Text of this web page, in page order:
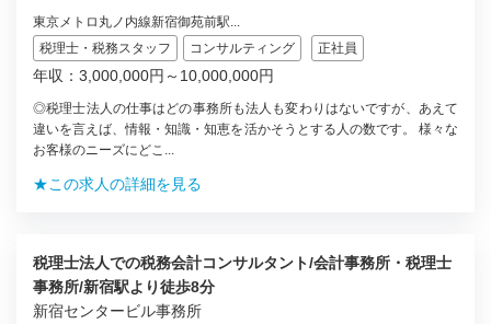
東京メトロ丸ノ内線新宿御苑前駅...
税理士・税務スタッフ
コンサルティング 正社員
年収：3,000,000円～10,000,000円
◎税理士法人の仕事はどの事務所も法人も変わりはないですが、あえて
違いを言えば、情報・知識・知恵を活かそうとする人の数です。 様々な
お客様のニーズにどこ...
★この求人の詳細を見る
税理士法人での税務会計コンサルタント/会計事務所・税理士
事務所/新宿駅より徒歩8分
新宿センタービル事務所